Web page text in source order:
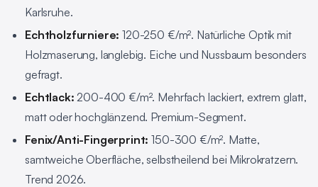
Karlsruhe.
Echtholzfurniere: 120-250 €/m². Natürliche Optik mit
Holzmaserung, langlebig. Eiche und Nussbaum besonders
gefragt.
Echtlack: 200-400 €/m². Mehrfach lackiert, extrem glatt,
matt oder hochglänzend. Premium-Segment.
Fenix/Anti-Fingerprint: 150-300 €/m². Matte,
samtweiche Oberfläche, selbstheilend bei Mikrokratzern.
Trend 2026.